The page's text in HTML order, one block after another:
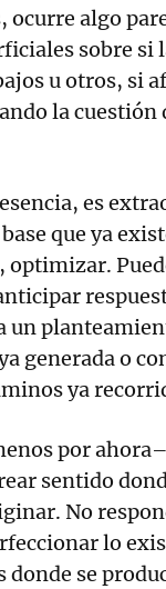
ocurre algo
sobre si
u otros, si
la cuestión
es
que ya
un
generada o
ya
por
sentido
No
lo
donde se